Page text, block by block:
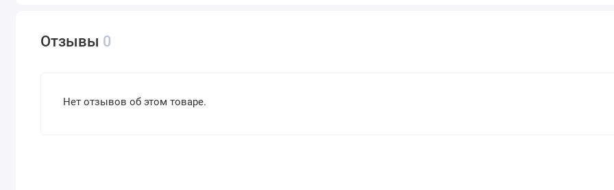
Отзывы 0
Нет отзывов об этом товаре.